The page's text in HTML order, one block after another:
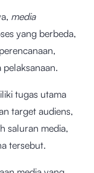
media
yang berbeda,
tugas utama
target audiens,
saluran media,
tersebut.